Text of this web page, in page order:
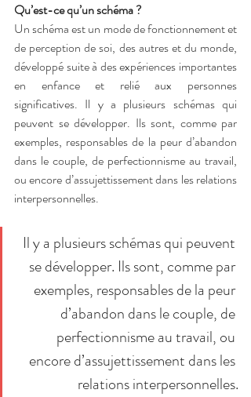
Qu’est-ce qu’un schéma ?
Un schéma est un mode de fonctionnement et
de perception de soi, des autres et du monde,
développé suite à des expériences importantes
en enfance et relié aux personnes
significatives. Il y a plusieurs schémas qui
peuvent se développer. Ils sont, comme par
exemples, responsables de la peur d’abandon
dans le couple, de perfectionnisme au travail,
ou encore d’assujettissement dans les relations
interpersonnelles.
Il y a plusieurs schémas qui peuvent
se développer. Ils sont, comme par
exemples, responsables de la peur
d’abandon dans le couple, de
perfectionnisme au travail, ou
encore d’assujettissement dans les
relations interpersonnelles.